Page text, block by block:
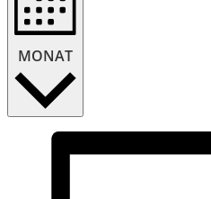
MONAT